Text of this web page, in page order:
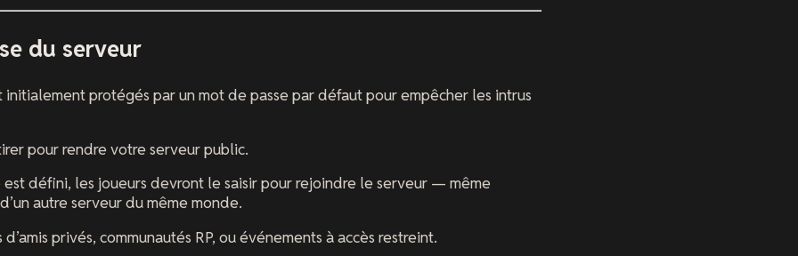
du serveur
initialement protégés par un mot de passe par défaut pour empêcher les intrus
pour rendre votre serveur public.
est défini, les joueurs devront le saisir pour rejoindre le serveur — même
autre serveur du même monde.
d’amis privés, communautés RP, ou événements à accès restreint.